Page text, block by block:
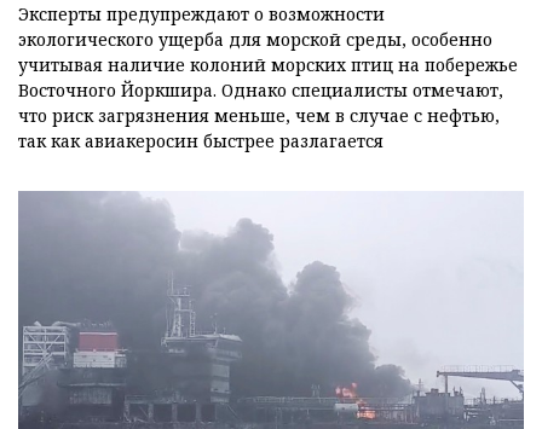
Эксперты предупреждают о возможности
экологического ущерба для морской среды, особенно
учитывая наличие колоний морских птиц на побережье
Восточного Йоркшира. Однако специалисты отмечают,
что риск загрязнения меньше, чем в случае с нефтью,
так как авиакеросин быстрее разлагается